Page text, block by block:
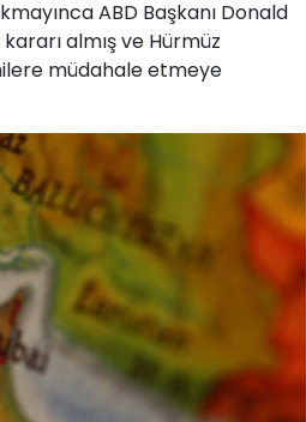
ABD Başkanı Donald
almış ve Hürmüz
müdahale etmeye